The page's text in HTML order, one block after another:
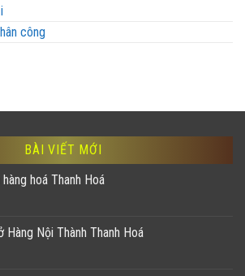
công
BÀI VIẾT MỚI
hoá Thanh Hoá
Hàng Nội Thành Thanh Hoá